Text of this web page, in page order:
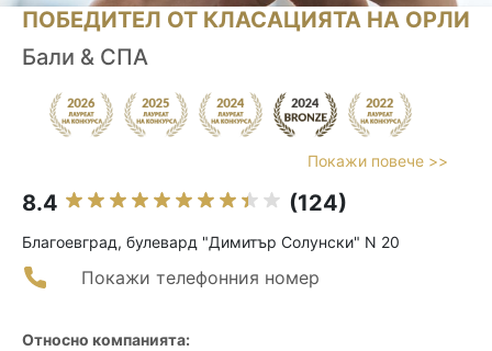
ПОБЕДИТЕЛ ОТ КЛАСАЦИЯТА НА ОРЛИ
Бали & СПА
Покажи повече >>
8.4 (124)
Благоевград, булевард "Димитър Солунски" N 20
Покажи телефонния номер
Относно компанията: